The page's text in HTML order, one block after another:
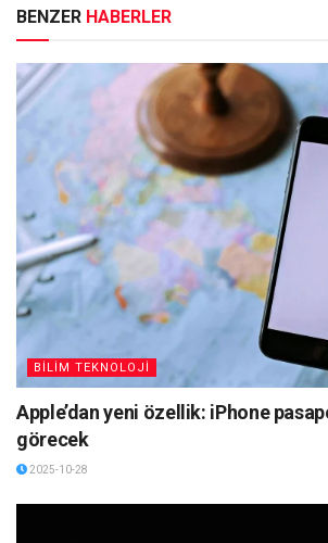
BENZER HABERLER
BİLİM TEKNOLOJİ
Apple’dan yeni özellik: iPhone
görecek
2025-10-28